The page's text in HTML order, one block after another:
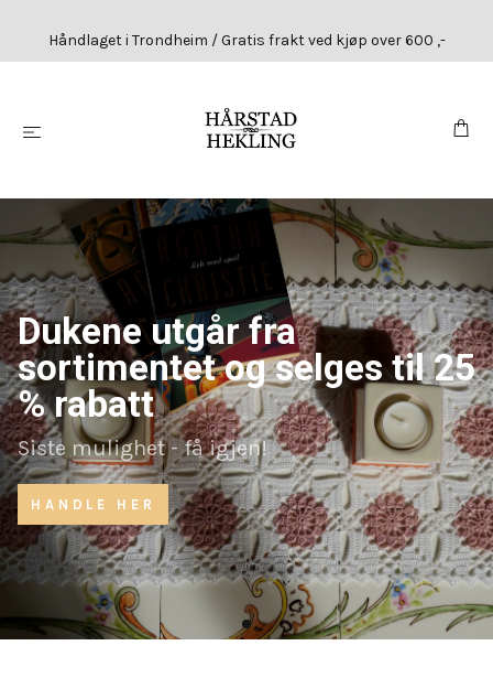
Håndlaget i Trondheim / Gratis frakt ved kjøp over 600 ,-
Dukene utgår fra
sortimentet og selges til 25
% rabatt
Siste mulighet - få igjen!
HANDLE HER